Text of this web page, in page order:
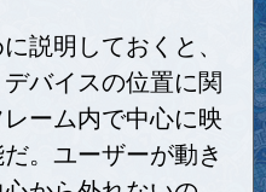
説明しておくと、
バイスの位置に関
ーム内で中心に映
。ユーザーが動き